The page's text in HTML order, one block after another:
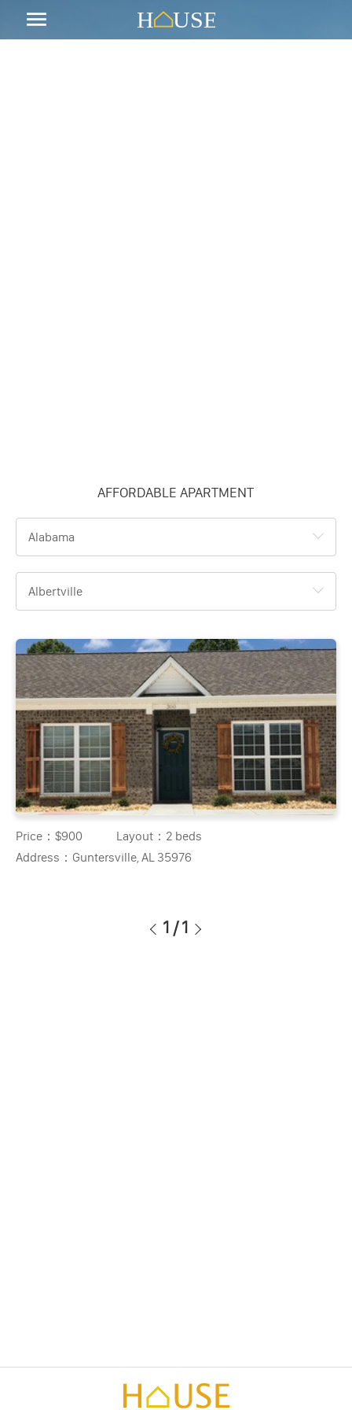
AFFORDABLE APARTMENT
Alabama
Albertville
Price：$900 Layout： 2 beds
Address： Guntersville, AL 35976
1 /1